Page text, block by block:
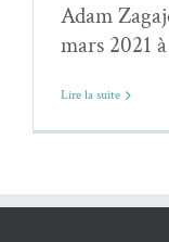
Adam
mars 2021
Lire la suite